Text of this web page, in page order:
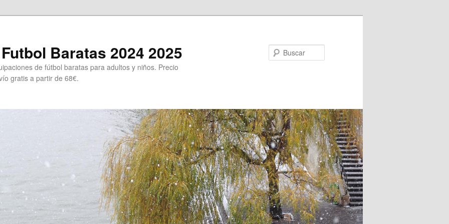
Baratas 2024 2025
de fútbol baratas para adultos y niños. Precio
gratis a partir de 68€.